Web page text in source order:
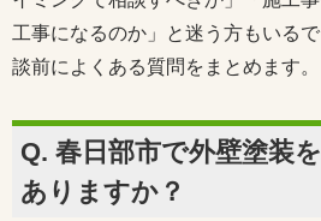
工事になるのか」と迷う方もいる
談前によくある質問をまとめます。
Q. 春日部市で外壁塗装
ありますか？